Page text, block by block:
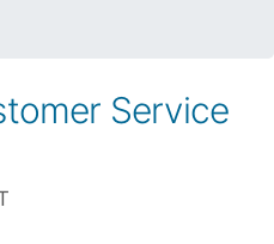
Service